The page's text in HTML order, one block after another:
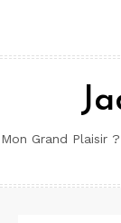
contenu
Mon Grand Plaisir